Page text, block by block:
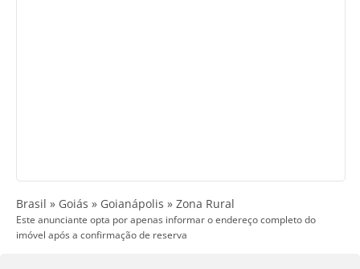
Brasil » Goiás » Goianápolis » Zona Rural
Este anunciante opta por apenas informar o endereço completo do
imóvel após a confirmação de reserva